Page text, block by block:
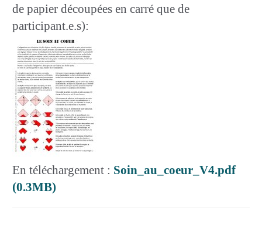
de papier découpées en carré que de
participant.e.s):
En téléchargement : Soin_au_coeur_V4.pdf
(0.3MB)